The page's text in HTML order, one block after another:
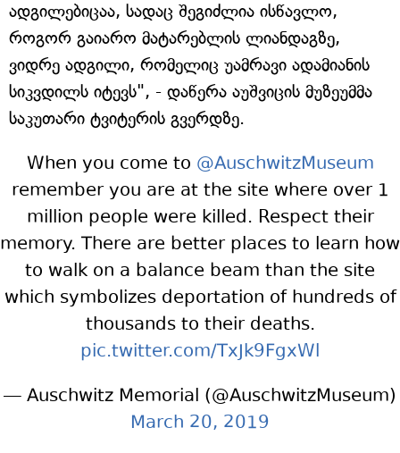
ადგილებიცაა, სადაც შეგიძლია ისწავლო,
როგორ გაიარო მატარებლის ლიანდაგზე,
ვიდრე ადგილი, რომელიც უამრავი ადამიანის
სიკვდილს იტევს", - დაწერა აუშვიცის მუზეუმმა
საკუთარი ტვიტერის გვერდზე.
When you come to @AuschwitzMuseum
remember you are at the site where over 1
million people were killed. Respect their
memory. There are better places to learn how
to walk on a balance beam than the site
which symbolizes deportation of hundreds of
thousands to their deaths.
pic.twitter.com/TxJk9FgxWl
— Auschwitz Memorial (@AuschwitzMuseum)
March 20, 2019